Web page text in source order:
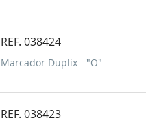
REF. 038424
Marcador Duplix - "O"
REF. 038423